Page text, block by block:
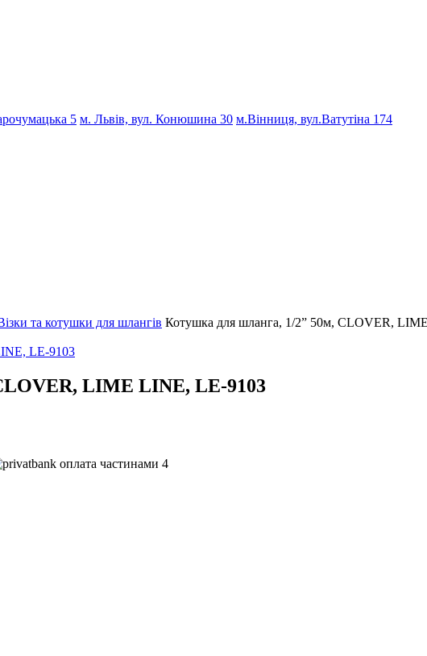
5 м. Львів, вул. Конюшина 30 м.Вінниця, вул.Ватутіна 174
та котушки для шлангів Котушка для шланга, 1/2” 50м, CLOVER,
LIME LINE, LE-9103
4